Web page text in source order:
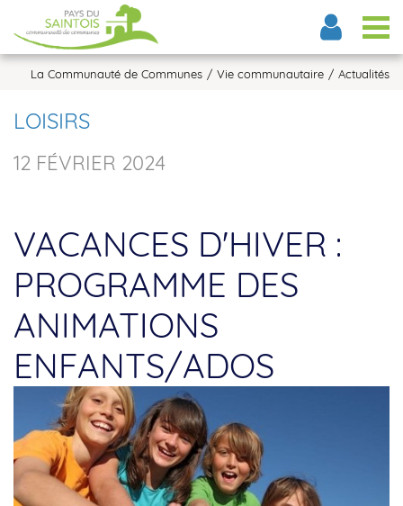
La Communauté de Communes Vie communautaire Actualités
LOISIRS
12 FÉVRIER 2024
VACANCES D'HIVER :
PROGRAMME DES
ANIMATIONS
ENFANTS/ADOS